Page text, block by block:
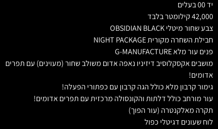
יד 00 בעלים
42,000 קילומטר בלבד
צבע שחור מיטלי OBSIDIAN BLACK
חבילת השחרה מקורית NIGHT PACKAGE
פנים עור מלא G-MANUFACTURE
מושבים אקסקלוסיב דיזיניו נאפה אדום משולב שחור (מעוינים) עם תפרים
אדומים!
גימור קרבון מלא כולל הגה קרבון עם כפתורי הפעלה!
עור מורחב כולל דלתות והקונסולה מרכזית עם תפרים אדומים!
תקרה מאלקנטרה (עור הפוך)
לוח שעונים דגיטלי כפול